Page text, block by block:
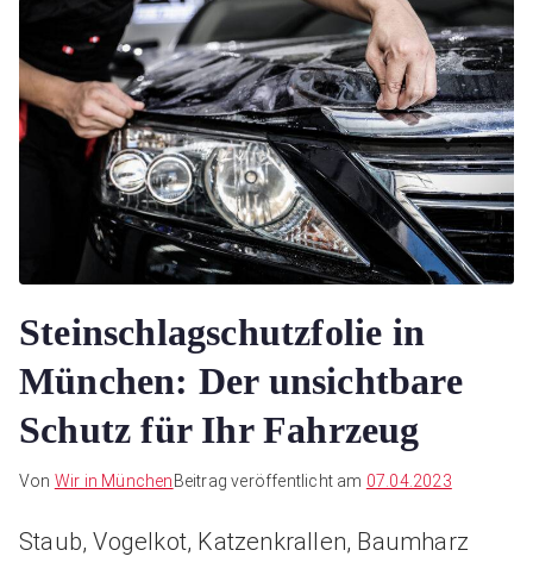
Steinschlagschutzfolie in
München: Der unsichtbare
Schutz für Ihr Fahrzeug
Von Wir in München Beitrag veröffentlicht am 07.04.2023
Staub, Vogelkot, Katzenkrallen, Baumharz